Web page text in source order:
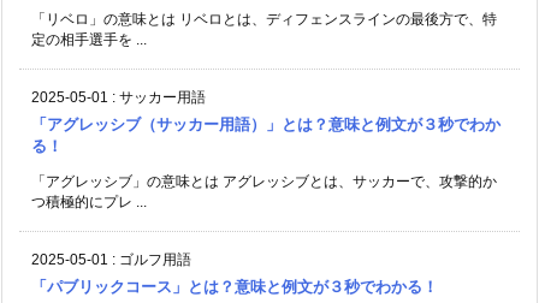
「リベロ」の意味とは リベロとは、ディフェンスラインの最後方で、特
定の相手選手を ...
2025-05-01 : サッカー用語
「アグレッシブ（サッカー用語）」とは？意味と例文が３秒でわか
る！
「アグレッシブ」の意味とは アグレッシブとは、サッカーで、攻撃的か
つ積極的にプレ ...
2025-05-01 : ゴルフ用語
「パブリックコース」とは？意味と例文が３秒でわかる！